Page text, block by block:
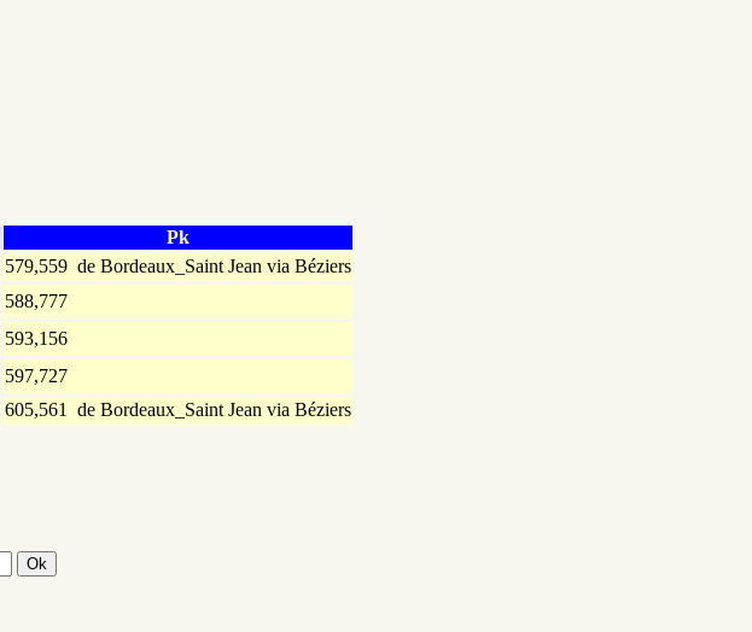
Pk
579,559 de Bordeaux_Saint Jean via Béziers
588,777
593,156
597,727
605,561 de Bordeaux_Saint Jean via Béziers